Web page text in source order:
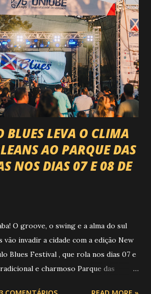
Shows . E não para por aí. Foto:
🎤 LINE-UP NACIONAL QUE
PARQUE Serão quatro noites , entre
02 de maio , com oito atrações gigantes
, contemplando sertanejo, forró,
hard: Gusttavo Lima Leonardo
& ...
BLUES LEVA O CLIMA
AO PARQUE DAS
NOS DIAS 07 E 08 DE
O groove, o swing e a alma do sul
vão invadir a cidade com a edição New
Blues Festival , que rola nos dias 07 e
e charmoso Parque das